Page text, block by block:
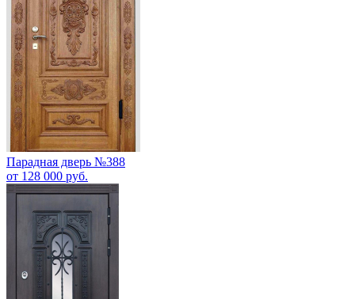
Парадная дверь №388
от 128 000 руб.